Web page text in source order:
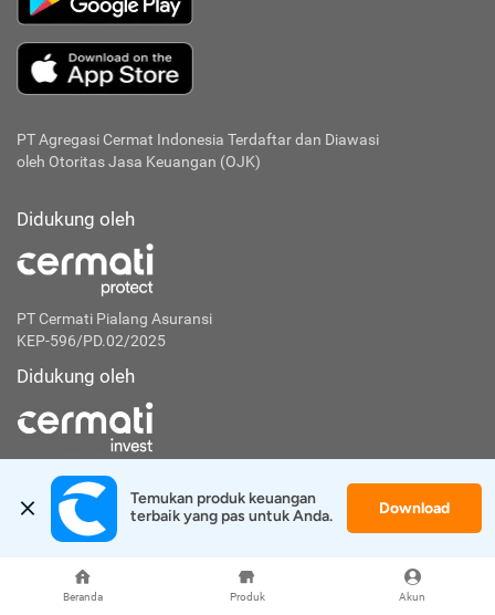
Beranda Produk Akun
PT Agregasi Cermat Indonesia Terdaftar dan Diawasi
oleh Otoritas Jasa Keuangan (OJK)
Didukung oleh
PT Cermati Pialang Asuransi
KEP-596/PD.02/2025
Didukung oleh
PT Artha Investa Teknologi
KEP-7/PM.21/2021
Langganan untuk mendapatkan tips finansial
Temukan produk keuangan
terbaik yang pas untuk Anda.
Download